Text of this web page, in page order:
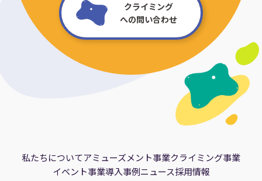
クライミング
への問い合わせ
私たちについてアミューズメント事業クライミング事業
イベント事業導入事例ニュース採用情報